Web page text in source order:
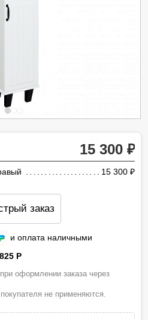
15 300
15 300
заказ
и оплата наличными
P
оформлении заказа через
не применяются.